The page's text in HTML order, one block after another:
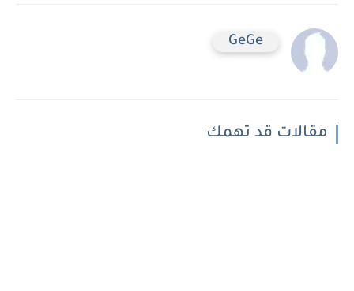
GeGe
مقالات قد تهمك